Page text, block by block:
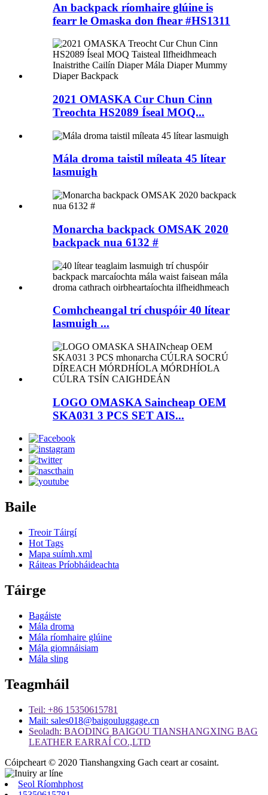
An backpack ríomhaire glúine is
fearr le Omaska ​​don fhear #HS1311
2021 OMASKA Cur Chun Cinn
Treochta HS2089 Íseal MOQ...
Mála droma taistil míleata 45 lítear
lasmuigh
Monarcha backpack OMSAK 2020
backpack nua 6132 #
Comhcheangal trí chuspóir 40 lítear
lasmuigh ...
LOGO OMASKA Saincheap OEM
SKA031 3 PCS SET AIS...
Baile
Treoir Táirgí
Hot Tags
Mapa suímh.xml
Ráiteas Príobháideachta
Táirge
Bagáiste
Mála droma
Mála ríomhaire glúine
Mála giomnáisiam
Mála sling
Teagmháil
Teil: +86 15350615781
Mail: sales018@baigouluggage.cn
Seoladh: BAODING BAIGOU TIANSHANGXING BAG
LEATHER EARRAÍ CO.,LTD
Cóipcheart © 2020 Tianshangxing Gach ceart ar cosaint.
Seol Ríomhphost